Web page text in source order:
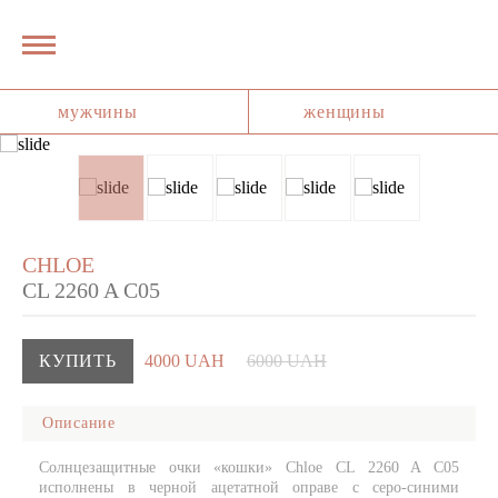
мужчины женщины
CHLOE
CL 2260 A C05
КУПИТЬ 4000 UAH 6000 UAH
Описание
Солнцезащитные очки «кошки» Chloe CL 2260 A C05
исполнены в черной ацетатной оправе с серо-синими